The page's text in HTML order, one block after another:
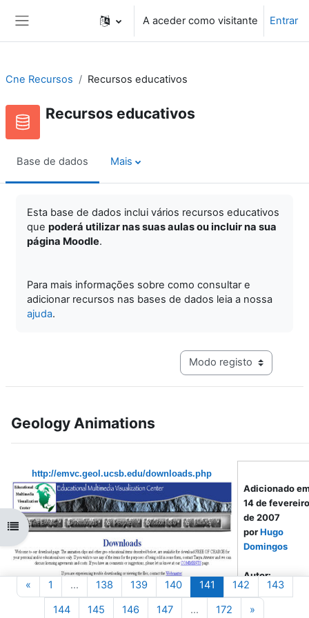
A aceder como visitante Entrar
Abrir índice da disciplina
Cne Recursos Recursos educativos
Recursos educativos
Base de dados Mais
Esta base de dados inclui vários recursos educativos
que poderá utilizar nas suas aulas ou incluir na sua
página Moodle.
Para mais informações sobre como consultar e
adicionar recursos nas bases de dados leia a nossa
ajuda.
Navegação terciária do
Geology Animations
http://emvc.geol.ucsb.edu/downloads.php
Adicionado
14 de fevereiro
de 2007
porHugo
Domingos
Autor:
Educational
Multimedia
«Página anterior
1 Página 1
… 138Página 138
139Página 139
140Página 140
141 Página 141
142Página 142
143
144Página 144
145 Página 145
146Página 146
147Página 147
… 172 Página 172
»